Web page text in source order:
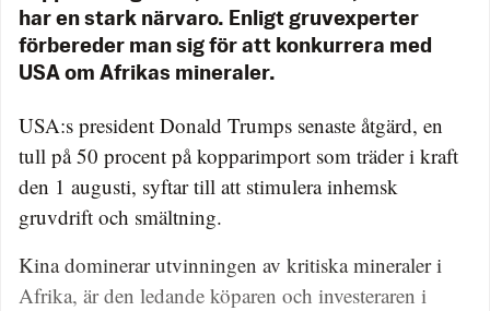
har en stark närvaro. Enligt gruvexperter
förbereder man sig för att konkurrera med
USA om Afrikas mineraler.
USA:s president Donald Trumps senaste åtgärd, en
tull på 50 procent på kopparimport som träder i kraft
den 1 augusti, syftar till att stimulera inhemsk
gruvdrift och smältning.
Kina dominerar utvinningen av kritiska mineraler i
Afrika, är den ledande köparen och investeraren i